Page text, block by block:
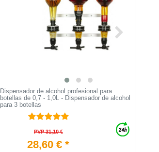
Dispensador de alcohol profesional para
botellas de 0,7 - 1,0L - Dispensador de alcohol
para 3 botellas
PVP 31,10 €
28,60 € *